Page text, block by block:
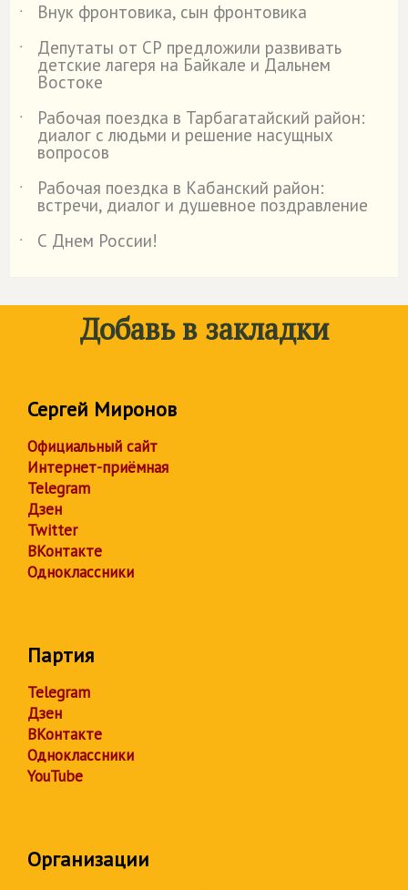
˙
Внук фронтовика, сын фронтовика
˙
Депутаты от СР предложили развивать
детские лагеря на Байкале и Дальнем
Востоке
˙
Рабочая поездка в Тарбагатайский район:
диалог с людьми и решение насущных
вопросов
˙
Рабочая поездка в Кабанский район:
встречи, диалог и душевное поздравление
˙
С Днем России!
Добавь в закладки
Сергей Миронов
Официальный сайт
Интернет-приёмная
Telegram
Дзен
Twitter
ВКонтакте
Одноклассники
Партия
Telegram
Дзен
ВКонтакте
Одноклассники
YouTube
Организации